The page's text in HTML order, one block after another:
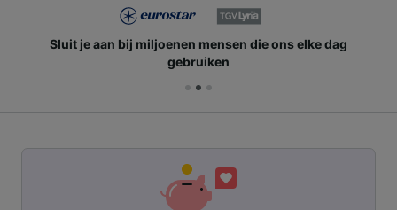
Sluit je aan bij miljoenen mensen die ons elke dag
gebruiken